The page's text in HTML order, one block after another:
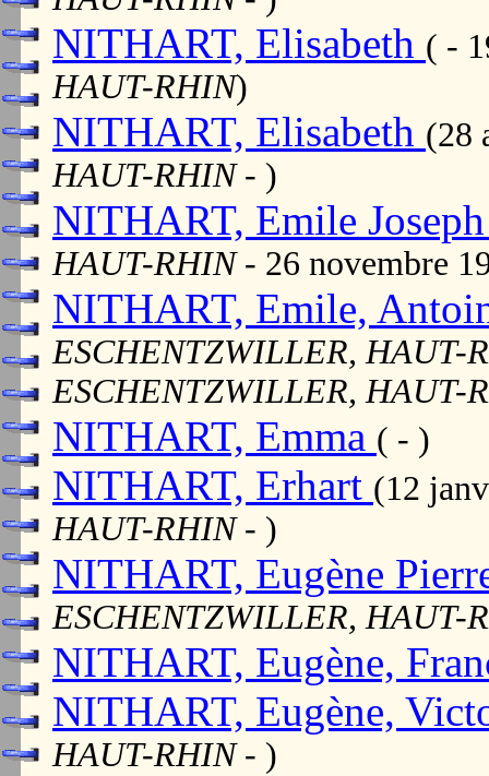
NITHART, Elisabeth ( -
HAUT-RHIN)
NITHART, Elisabeth (28
HAUT-RHIN- )
NITHART, Emile
HAUT-RHIN- 26 novembre
NITHART, Emile,
ESCHENTZWILLER, HAUT-
ESCHENTZWILLER, HAUT-
NITHART, Emma ( - )
NITHART, Erhart (12
HAUT-RHIN- )
NITHART, Eugène
ESCHENTZWILLER, HAUT-
NITHART, Eugène,
NITHART, Eugène,
HAUT-RHIN- )